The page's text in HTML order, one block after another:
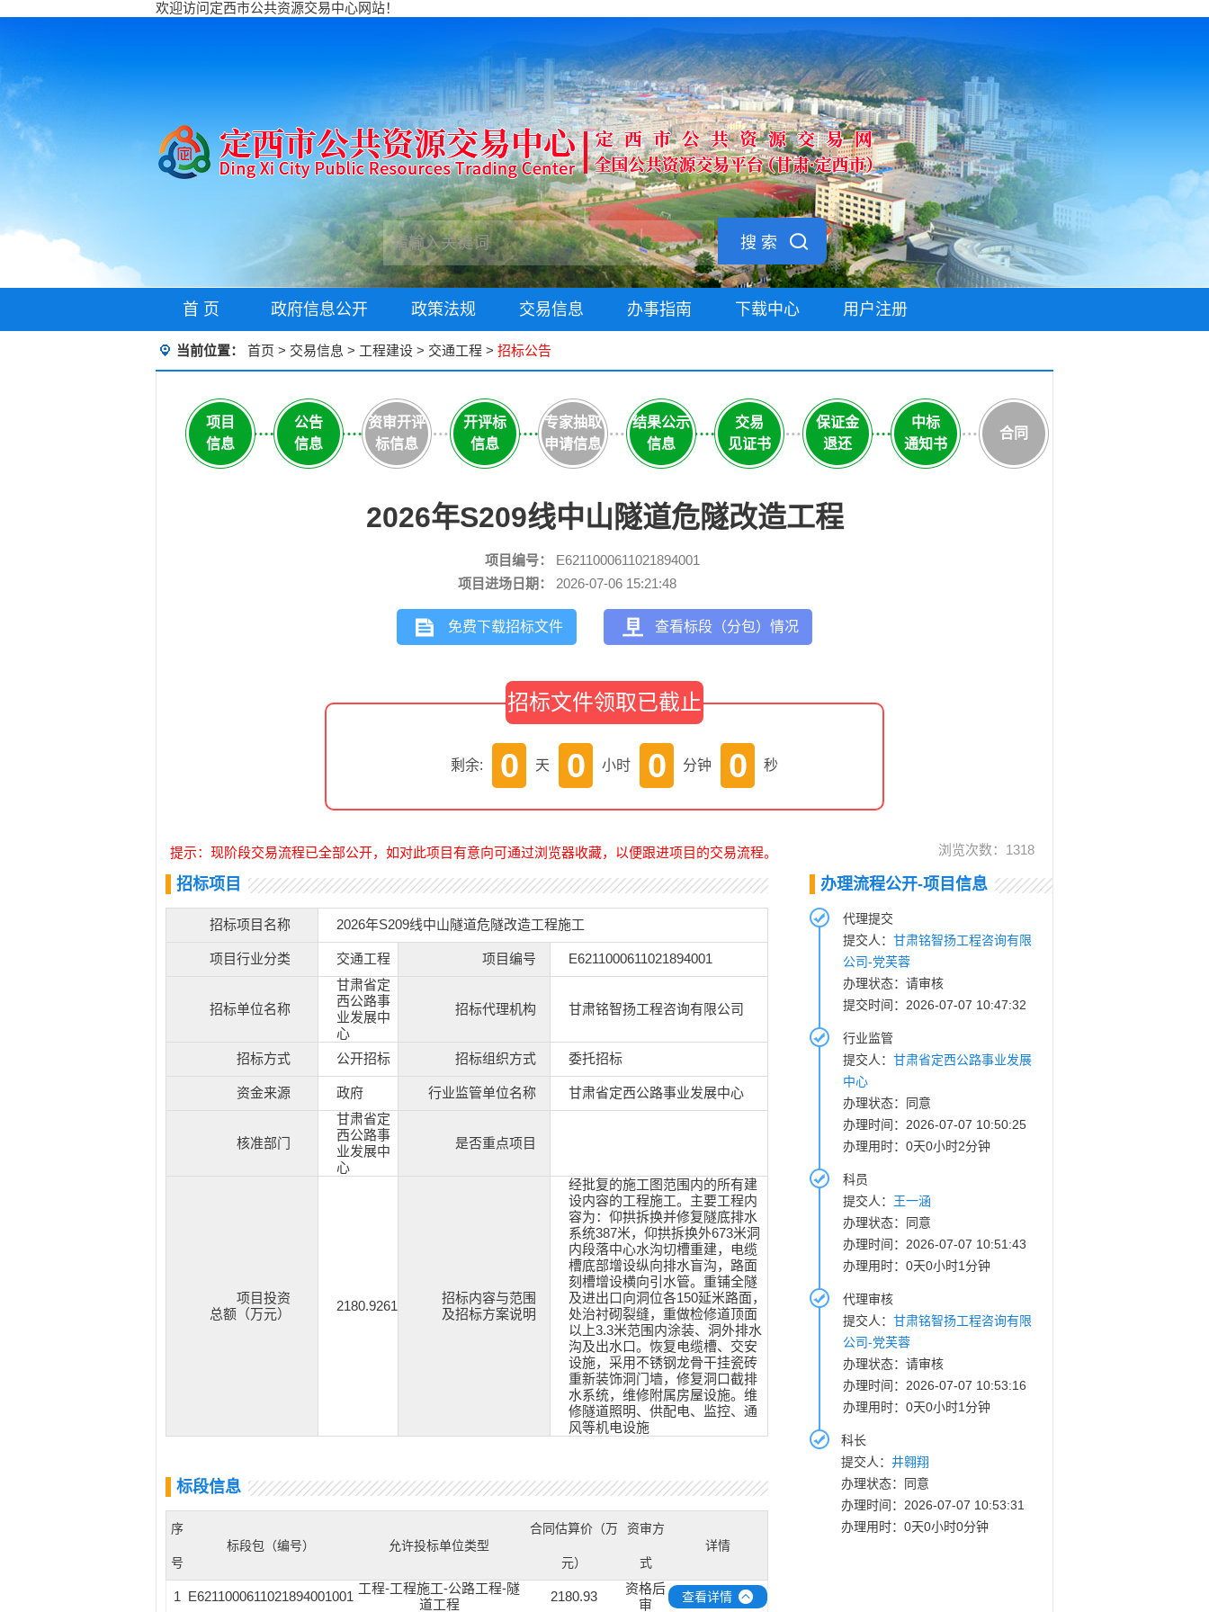
欢迎访问定西市公共资源交易中心网站！
搜 索
首 页 政府信息公开 政策法规 交易信息 办事指南 下载中心 用户注册
当前位置： 首页 > 交易信息 > 工程建设 > 交通工程 > 招标公告
项目
信息
公告
信息
资审开评
标信息
开评标
信息
专家抽取
申请信息
结果公示
信息
交易
见证书
保证金
退还
中标
通知书
合同
2026年S209线中山隧道危隧改造工程
项目编号：
E6211000611021894001
项目进场日期：
2026-07-06 15:21:48
免费下载招标文件 查看标段（分包）情况
招标文件领取已截止
剩余: 0 天 0 小时 0 分钟 0 秒
提示：现阶段交易流程已全部公开，如对此项目有意向可通过浏览器收藏，以便跟进项目的交易流程。 浏览次数： 1318
招标项目
招标项目名称 2026年S209线中山隧道危隧改造工程施工
项目行业分类 交通工程 项目编号 E6211000611021894001
招标单位名称
甘肃省定
西公路事
业发展中
心
招标代理机构 甘肃铭智扬工程咨询有限公司
招标方式 公开招标 招标组织方式 委托招标
资金来源 政府 行业监管单位名称 甘肃省定西公路事业发展中心
核准部门
甘肃省定
西公路事
业发展中
心
是否重点项目
项目投资
总额（万元）
2180.9261
招标内容与范围
及招标方案说明
经批复的施工图范围内的所有建
设内容的工程施工。主要工程内
容为：仰拱拆换并修复隧底排水
系统387米，仰拱拆换外673米洞
内段落中心水沟切槽重建，电缆
槽底部增设纵向排水盲沟，路面
刻槽增设横向引水管。重铺全隧
及进出口向洞位各150延米路面，
处治衬砌裂缝，重做检修道顶面
以上3.3米范围内涂装、洞外排水
沟及出水口。恢复电缆槽、交安
设施，采用不锈钢龙骨干挂瓷砖
重新装饰洞门墙，修复洞口截排
水系统，维修附属房屋设施。维
修隧道照明、供配电、监控、通
风等机电设施
标段信息
序
号
标段包（编号） 允许投标单位类型
合同估算价（万
元）
资审方
式
详情
1 E6211000611021894001001
工程-工程施工-公路工程-隧
道工程
2180.93
资格后
审
查看详情
办理流程公开-项目信息
代理提交
提交人： 甘肃铭智扬工程咨询有限
公司-党芙蓉
办理状态：请审核
提交时间：2026-07-07 10:47:32
行业监管
提交人： 甘肃省定西公路事业发展
中心
办理状态：同意
办理时间：2026-07-07 10:50:25
办理用时：0天0小时2分钟
科员
提交人： 王一涵
办理状态：同意
办理时间：2026-07-07 10:51:43
办理用时：0天0小时1分钟
代理审核
提交人： 甘肃铭智扬工程咨询有限
公司-党芙蓉
办理状态：请审核
办理时间：2026-07-07 10:53:16
办理用时：0天0小时1分钟
科长
提交人： 井翱翔
办理状态：同意
办理时间：2026-07-07 10:53:31
办理用时：0天0小时0分钟